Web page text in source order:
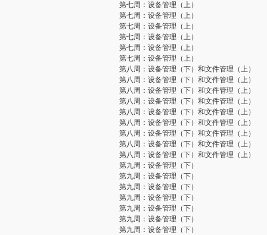
第七周：设备管理（上）
第七周：设备管理（上）
第七周：设备管理（上）
第七周：设备管理（上）
第七周：设备管理（上）
第七周：设备管理（上）
第八周：设备管理（下）和文件管理（上）
第八周：设备管理（下）和文件管理（上）
第八周：设备管理（下）和文件管理（上）
第八周：设备管理（下）和文件管理（上）
第八周：设备管理（下）和文件管理（上）
第八周：设备管理（下）和文件管理（上）
第八周：设备管理（下）和文件管理（上）
第八周：设备管理（下）和文件管理（上）
第八周：设备管理（下）和文件管理（上）
第九周：设备管理（下）
第九周：设备管理（下）
第九周：设备管理（下）
第九周：设备管理（下）
第九周：设备管理（下）
第九周：设备管理（下）
第九周：设备管理（下）